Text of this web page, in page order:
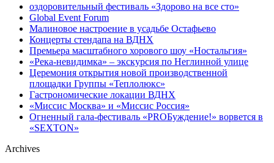
оздоровительный фестиваль «Здорово на все сто»
Global Event Forum
Малиновое настроение в усадьбе Остафьево
Концерты стендапа на ВДНХ
Премьера масштабного хорового шоу «Ностальгия»
«Река-невидимка» – экскурсия по Неглинной улице
Церемония открытия новой производственной
площадки Группы «Теплолюкс»
Гастрономические локации ВДНХ
«Миссис Москва» и «Миссис Россия»
Огненный гала-фестиваль «PROБуждение!» ворвется в
«SEXTON»
Archives